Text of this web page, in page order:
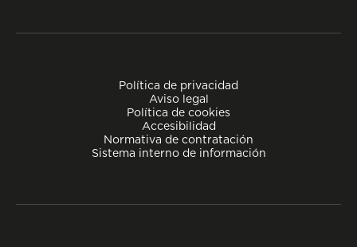
Política de privacidad
Aviso legal
Política de cookies
Accesibilidad
Normativa de contratación
Sistema interno de información